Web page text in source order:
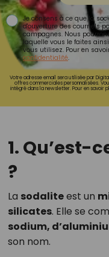
Je consens à ce que la
d'ouverture des courriels
campagnes. Nous
laquelle vous le faites
vous utilisez. Pour en
confidentialité.
Votre adresse email sera utilisée par
offres commerciales personnalisées.
intégré dans la newsletter. Pour en savoir
1. Qu’est-
?
La sodaliteest un
silicates. Elle se
sodium,
son nom.